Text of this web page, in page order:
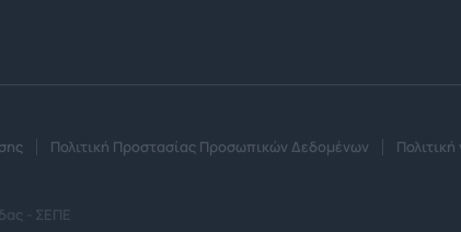
Πολιτική Προστασίας Προσωπικών Δεδομένων
- ΣΕΠΕ